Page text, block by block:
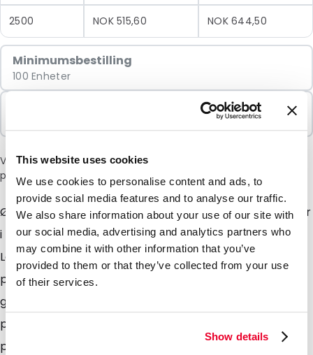
This website uses cookies
We use cookies to personalise content and ads, to
provide social media features and to analyse our traffic.
We also share information about your use of our site with
our social media, advertising and analytics partners who
may combine it with other information that you’ve
provided to them or that they’ve collected from your use
of their services.
Show details
2500 NOK 515,60 NOK 644,50
Minimumsbestilling
100 Enheter
Vær oppmerksom på: et tillegg på 6 % vil bli lagt til i kassen
på grunn av den nåværende situasjonen i Midtøsten.
Ønsker du å pakke matvarer og/eller andre produkter
i en pose som skiller seg ut? Ta en titt på våre
Lamizip-poser i kraftpapir. De egner seg for de fleste
produkter, for eksempel pulver, faste stoffer, korn og
granulat. Posene er for tiden tilgjengelige i fem varme
pastellfarger som gir dem et naturlig utseende og
preg, og er laget av et flerlags plastlaminat med høy